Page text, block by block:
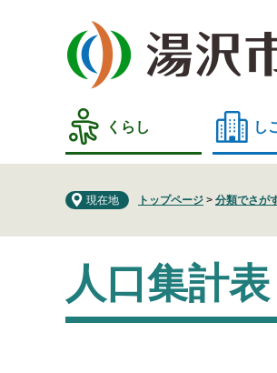
す
し
くらし し
現在地 トップページ > 分類でさが
人口集計表